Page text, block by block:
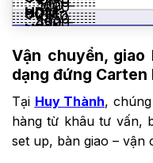
1000
500 –
1500
800 –
1450
3000
9037.0
1500 –
5000
HDM-
100
1450
2000 –
HDM-
12075.0
1450
3000 –
10000
Vận chuyển, giao
dạng đứng Carten
Tại Huy Thành,
hàng từ khâu tư vấn,
set up, bàn giao – vận